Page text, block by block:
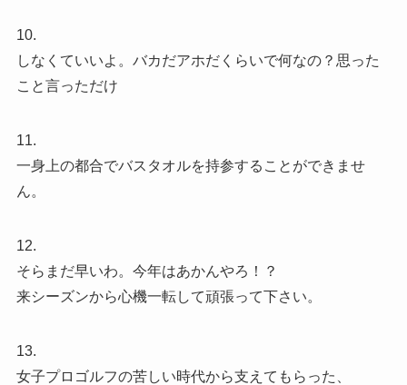
10.
しなくていいよ。バカだアホだくらいで何なの？思った
こと言っただけ
11.
一身上の都合でバスタオルを持参することができませ
ん。
12.
そらまだ早いわ。今年はあかんやろ！？
来シーズンから心機一転して頑張って下さい。
13.
女子プロゴルフの苦しい時代から支えてもらった、